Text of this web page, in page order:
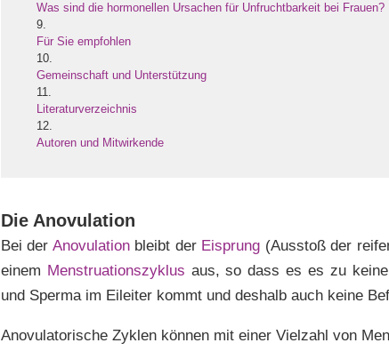
Was sind die hormonellen Ursachen für Unfruchtbarkeit bei Frauen?
9.
Für Sie empfohlen
10.
Gemeinschaft und Unterstützung
11.
Literaturverzeichnis
12.
Autoren und Mitwirkende
Die Anovulation
Bei der Anovulationbleibt der Eisprung (Ausstoß der
einem Menstruationszyklus aus, so dass es es zu
und Sperma im Eileiter kommt und deshalb auch keine
Anovulatorische Zyklen können mit einer Vielzahl von